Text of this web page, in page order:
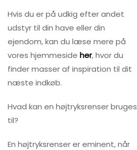
Hvis du er på udkig efter andet
udstyr til din have eller din
ejendom, kan du læse mere på
vores hjemmeside her, hvor du
finder masser af inspiration til dit
næste indkøb.
Hvad kan en højtryksrenser bruges
til?
En højtryksrenser er eminent, når